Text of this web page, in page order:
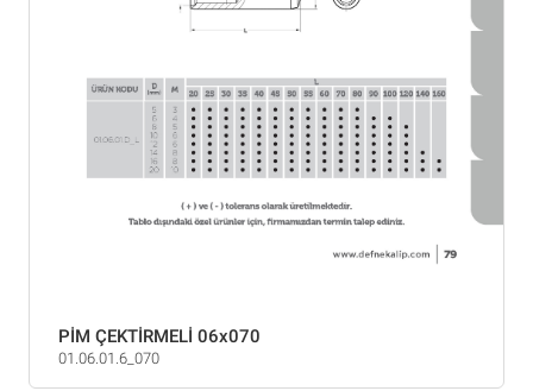
PİM ÇEKTİRMELİ 06x070
01.06.01.6_070